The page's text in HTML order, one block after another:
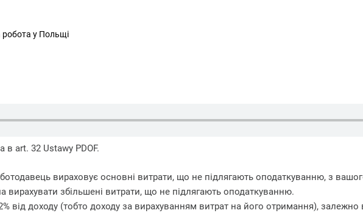
у Польщі
art. 32 Ustawy PDOF.
вираховує основні витрати, що не підлягають оподаткуванню, з
вирахувати збільшені витрати, що не підлягають оподаткуванню.
від доходу (тобто доходу за вирахуванням витрат на його отримання), залежно